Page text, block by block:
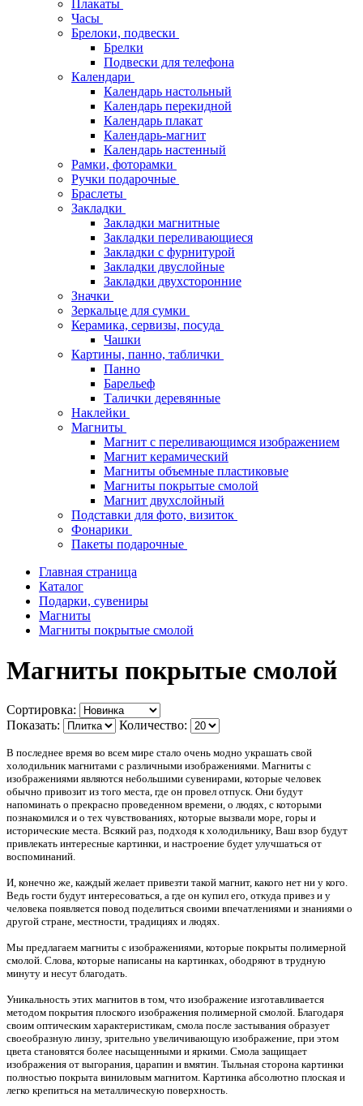
Плакаты
Часы
Брелоки, подвески
Брелки
Подвески для телефона
Календари
Календарь настольный
Календарь перекидной
Календарь плакат
Календарь-магнит
Календарь настенный
Рамки, фоторамки
Ручки подарочные
Браслеты
Закладки
Закладки магнитные
Закладки переливающиеся
Закладки с фурнитурой
Закладки двуслойные
Закладки двухсторонние
Значки
Зеркальце для сумки
Керамика, сервизы, посуда
Чашки
Картины, панно, таблички
Панно
Барельеф
Талички деревянные
Наклейки
Магниты
Магнит с переливающимся изображением
Магнит керамический
Магниты объемные пластиковые
Магниты покрытые смолой
Магнит двухслойный
Подставки для фото, визиток
Фонарики
Пакеты подарочные
Главная страница
Каталог
Подарки, сувениры
Магниты
Магниты покрытые смолой
Магниты покрытые смолой
Сортировка:
Показать:
Количество:
В последнее время во всем мире стало очень модно украшать свой
холодильник магнитами с различными изображениями. Магниты с
изображениями являются небольшими сувенирами, которые человек
обычно привозит из того места, где он провел отпуск. Они будут
напоминать о прекрасно проведенном времени, о людях, с которыми
познакомился и о тех чувствованиях, которые вызвали море, горы и
исторические места. Всякий раз, подходя к холодильнику, Ваш взор будут
привлекать интересные картинки, и настроение будет улучшаться от
воспоминаний.
И, конечно же, каждый желает привезти такой магнит, какого нет ни у кого.
Ведь гости будут интересоваться, а где он купил его, откуда привез и у
человека появляется повод поделиться своими впечатлениями и знаниями о
другой стране, местности, традициях и людях.
Мы предлагаем магниты с изображениями, которые покрыты полимерной
смолой. Слова, которые написаны на картинках, ободряют в трудную
минуту и несут благодать.
Уникальность этих магнитов в том, что изображение изготавливается
методом покрытия плоского изображения полимерной смолой. Благодаря
своим оптическим характеристикам, смола после застывания образует
своеобразную линзу, зрительно увеличивающую изображение, при этом
цвета становятся более насыщенными и яркими. Смола защищает
изображения от выгорания, царапин и вмятин. Тыльная сторона картинки
полностью покрыта виниловым магнитом. Картинка абсолютно плоская и
легко крепиться на металлическую поверхность.